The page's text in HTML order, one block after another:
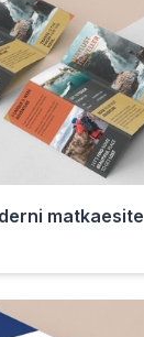
matkaesite